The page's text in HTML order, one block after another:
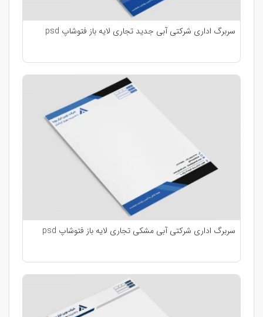
سربرگ اداری شرکتی آبی جدید تجاری لایه باز فتوشاپ psd
سربرگ اداری شرکتی آبی مشکی تجاری لایه باز فتوشاپ psd